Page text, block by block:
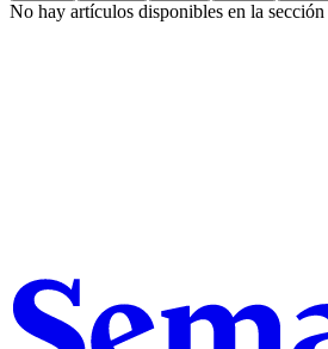
No hay artículos disponibles en la sección